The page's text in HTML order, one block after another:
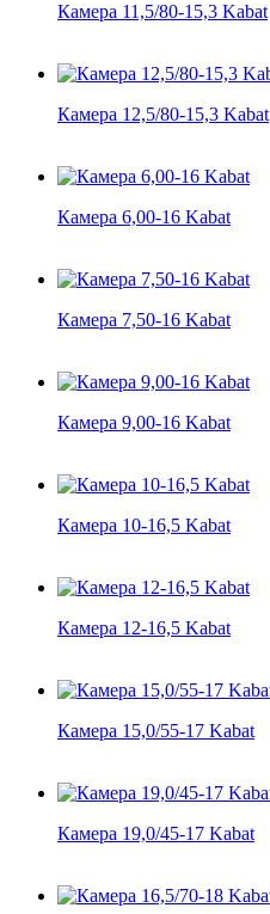
Камера 11,5/80-15,3 Kabat
Камера 12,5/80-15,3 Kabat
Камера 6,00-16 Kabat
Камера 7,50-16 Kabat
Камера 9,00-16 Kabat
Камера 10-16,5 Kabat
Камера 12-16,5 Kabat
Камера 15,0/55-17 Kabat
Камера 19,0/45-17 Kabat